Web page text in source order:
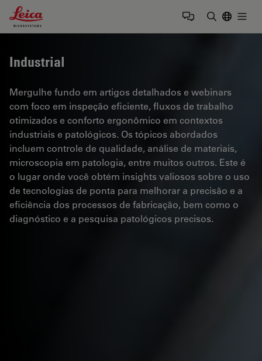
Leica Microsystems Logo
Industrial
Mergulhe fundo em artigos detalhados e webinars
com foco em inspeção eficiente, fluxos de trabalho
otimizados e conforto ergonômico em contextos
industriais e patológicos. Os tópicos abordados
incluem controle de qualidade, análise de materiais,
microscopia em patologia, entre muitos outros. Este é
o lugar onde você obtém insights valiosos sobre o uso
de tecnologias de ponta para melhorar a precisão e a
eficiência dos processos de fabricação, bem como o
diagnóstico e a pesquisa patológicos precisos.